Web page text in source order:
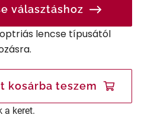
választáshoz
lencse típusától
kosárba teszem
a keret.